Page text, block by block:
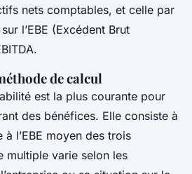
nets comptables, et celle par
l’EBE (Excédent Brut
de calcul
est la plus courante pour
des bénéfices. Elle consiste à
l’EBE moyen des trois
multiple varie selon les